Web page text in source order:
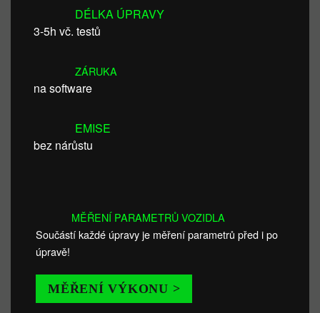
DÉLKA ÚPRAVY
3-5h vč. testů
ZÁRUKA
na software
EMISE
bez nárůstu
MĚŘENÍ PARAMETRŮ VOZIDLA
Součástí každé úpravy je měření parametrů před i po
úpravě!
MĚŘENÍ VÝKONU >